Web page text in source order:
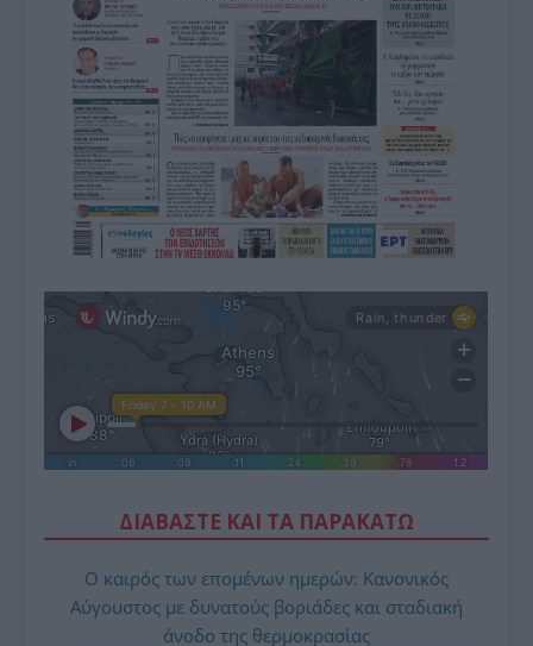
ΔΙΑΒΑΣΤΕ ΚΑΙ ΤΑ ΠΑΡΑΚΑΤΩ
Ο καιρός των επομένων ημερών: Κανονικός
Αύγουστος με δυνατούς βοριάδες και σταδιακή
άνοδο της θερμοκρασίας